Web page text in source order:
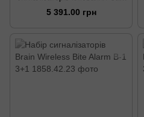
Pro Q5 3+1
5 391.00 грн